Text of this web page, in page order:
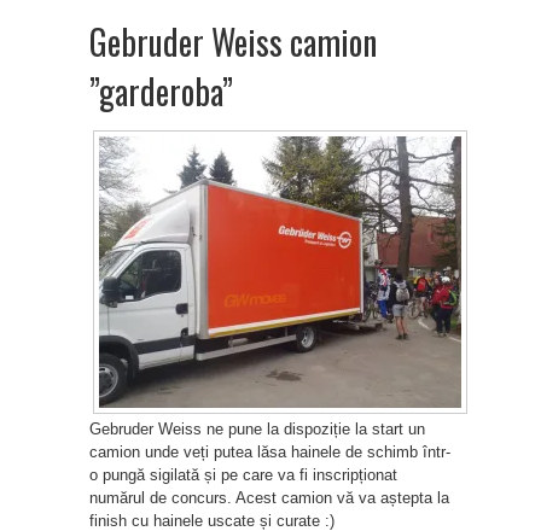
Gebruder Weiss camion
”garderoba”
Gebruder Weiss ne pune la dispoziție la start un
camion unde veți putea lăsa hainele de schimb într-
o pungă sigilată și pe care va fi inscripționat
numărul de concurs. Acest camion vă va aștepta la
finish cu hainele uscate și curate :)